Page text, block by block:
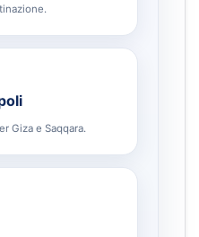
Giza e Saqqara.